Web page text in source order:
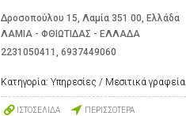
Δροσοπούλου 15, Λαμία 351 00, Ελλάδα
ΛΑΜΙΑ - ΦΘΙΩΤΙΔΑΣ - ΕΛΛΑΔΑ
2231050411 , 6937449060
Κατηγορία: Υπηρεσίες / Μεσιτικά γραφεία
ΙΣΤΟΣΕΛΙΔΑ ΠΕΡΙΣΣΟΤΕΡΑ